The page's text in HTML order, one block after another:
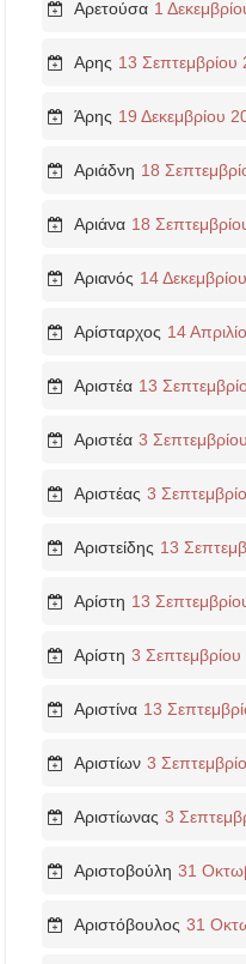
Αρετούσα 1
Αρης 13 Σεπτεμβρίου
Άρης 19 Δεκεμβρίου
Αριάδνη 18
Αριάνα 18
Αριανός 14
Αρίσταρχος 14
Αριστέα 13
Αριστέα 3
Αριστέας 3
Αριστείδης 13
Αρίστη 13
Αρίστη 3
Αριστίνα 13
Αριστίων 3
Αριστίωνας 3
Αριστοβούλη 31
Αριστόβουλος 31